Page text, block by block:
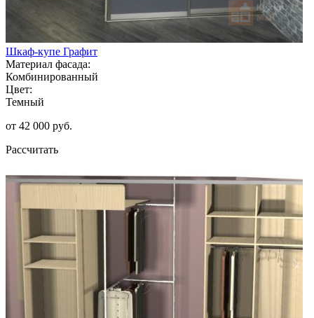
Шкаф-купе Графит
Материал фасада:
Комбинированный
Цвет:
Темный
от 42 000 руб.
Рассчитать